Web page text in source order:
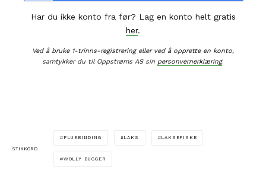
Har du ikke konto fra før? Lag en konto helt gratis
her.
Ved å bruke 1-trinns-registrering eller ved å opprette en konto,
samtykker du til Oppstrøms AS sin personvernerklæring.
STIKKORD
FLUEBINDING LAKS LAKSEFISKE
WOLLY BUGGER